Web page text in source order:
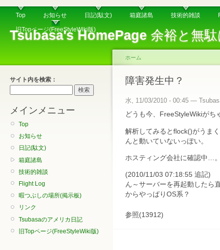
Tsubasa's HomePage余裕と無駄
Top お知らせ 日記(駄文) 箱庭諸島 技術的雑談
旧Topページ(FreeStyleWiki版)
サイト内を検索：
メインメニュー
Top
お知らせ
日記(駄文)
箱庭諸島
技術的雑談
Flight Log
暇つぶしの場所(掲示板)
リンク
Tsubasaのアメリカ日記
旧Topページ(FreeStyleWiki版)
ホーム
障害発生中？
水, 11/03/2010 - 00:45 —
どうも今、FreeStyleWikiがち
解析してみるとflock()がうま
んと動いていないっぽい。
ホスティング会社に確認中…
(2010/11/03 07:18:55 追記)
ん～サーバーを再起動したら
からやっぱりOS系？
参照(13912)